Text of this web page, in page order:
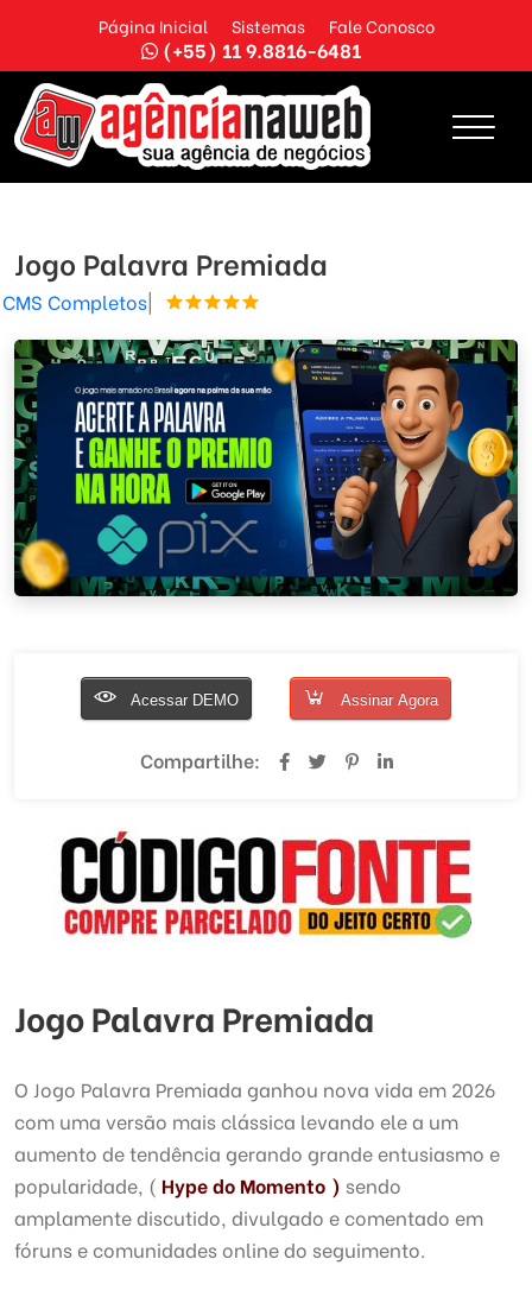
Página Inicial Sistemas Fale Conosco
(+55) 11 9.8816-6481
Jogo Palavra Premiada
CMS Completos|
Acessar DEMO Assinar Agora
Compartilhe:
Jogo Palavra Premiada
O Jogo Palavra Premiada ganhou nova vida em 2026
com uma versão mais clássica levando ele a um
aumento de tendência gerando grande entusiasmo e
popularidade, ( Hype do Momento ) sendo
amplamente discutido, divulgado e comentado em
fóruns e comunidades online do seguimento.